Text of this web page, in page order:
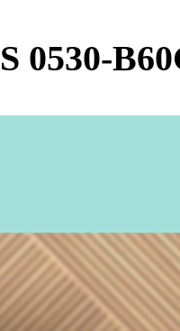
0530-